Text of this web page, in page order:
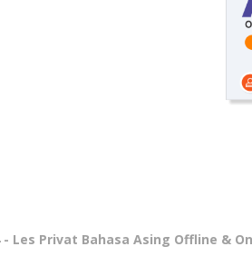
- Les Privat Bahasa Asing Offline &